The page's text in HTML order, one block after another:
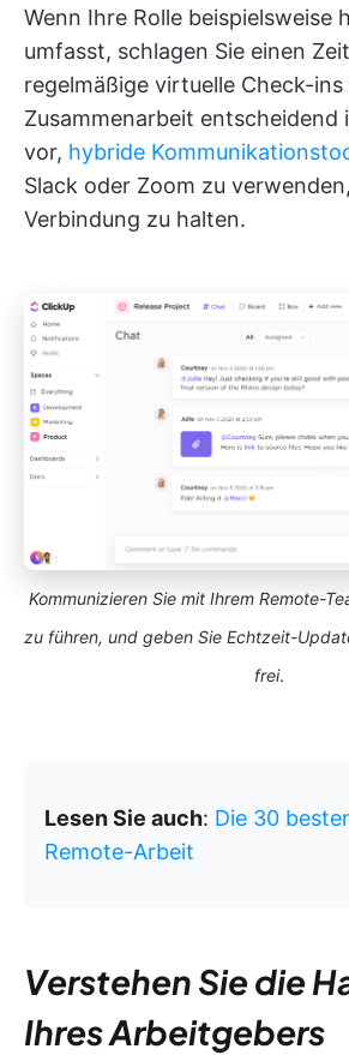
Wenn Ihre Rolle beispielsweise
umfasst, schlagen Sie einen
regelmäßige virtuelle Check-ins
Zusammenarbeit entscheidend
vor, hybride
Slack oder Zoom zu
Verbindung zu halten.
Kommunizieren Sie mit Ihrem Remote-
zu führen, und geben Sie Echtzeit-
frei.
Lesen Sie auch: Die 30
Remote-Arbeit
Verstehen Sie die
Ihres Arbeitgebers